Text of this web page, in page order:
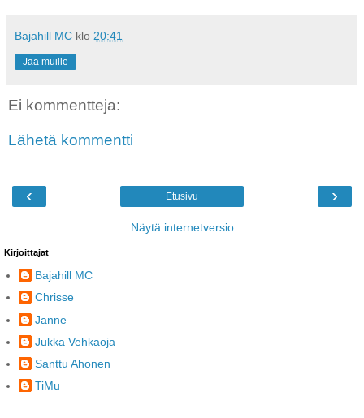
Bajahill MC klo 20:41
Jaa muille
Ei kommentteja:
Lähetä kommentti
‹ ›
Etusivu
Näytä internetversio
Kirjoittajat
Bajahill MC
Chrisse
Janne
Jukka Vehkaoja
Santtu Ahonen
TiMu